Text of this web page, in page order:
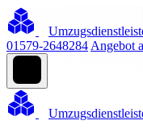
01579-2648284 Angebot